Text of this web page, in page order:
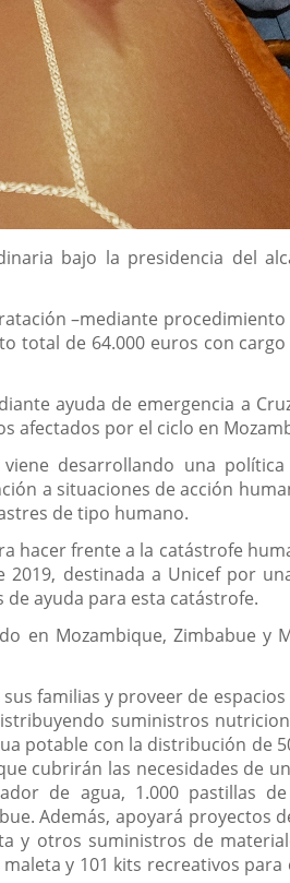
bajo la presidencia del
–mediante
total de 64.000 euros con
ayuda de emergencia a
afectados por el ciclo en
desarrollando una
a situaciones de acción
de tipo humano.
hacer frente a la catástrofe
destinada a Unicef por
de ayuda para esta catástrofe.
en Mozambique, Zimbabue y
familias y proveer de
suministros
potable con la distribución de
cubrirán las necesidades de
de agua, 1.000 pastillas
Además, apoyará proyectos
y otros suministros de
y 101 kits recreativos para